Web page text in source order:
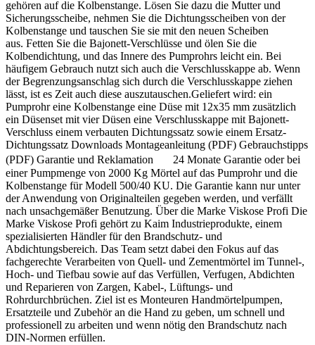
gehören auf die Kolbenstange. Lösen Sie dazu die Mutter und
Sicherungsscheibe, nehmen Sie die Dichtungsscheiben von der
Kolbenstange und tauschen Sie sie mit den neuen Scheiben
aus. Fetten Sie die Bajonett-Verschlüsse und ölen Sie die
Kolbendichtung, und das Innere des Pumprohrs leicht ein. Bei
häufigem Gebrauch nutzt sich auch die Verschlusskappe ab. Wenn
der Begrenzungsanschlag sich durch die Verschlusskappe ziehen
lässt, ist es Zeit auch diese auszutauschen.Geliefert wird: ein
Pumprohr eine Kolbenstange eine Düse mit 12x35 mm zusätzlich
ein Düsenset mit vier Düsen eine Verschlusskappe mit Bajonett-
Verschluss einem verbauten Dichtungssatz sowie einem Ersatz-
Dichtungssatz Downloads Montageanleitung (PDF) Gebrauchstipps
(PDF) Garantie und Reklamation 24 Monate Garantie oder bei
einer Pumpmenge von 2000 Kg Mörtel auf das Pumprohr und die
Kolbenstange für Modell 500/40 KU. Die Garantie kann nur unter
der Anwendung von Originalteilen gegeben werden, und verfällt
nach unsachgemäßer Benutzung. Über die Marke Viskose Profi Die
Marke Viskose Profi gehört zu Kaim Industrieprodukte, einem
spezialisierten Händler für den Brandschutz- und
Abdichtungsbereich. Das Team setzt dabei den Fokus auf das
fachgerechte Verarbeiten von Quell- und Zementmörtel im Tunnel-,
Hoch- und Tiefbau sowie auf das Verfüllen, Verfugen, Abdichten
und Reparieren von Zargen, Kabel-, Lüftungs- und
Rohrdurchbrüchen. Ziel ist es Monteuren Handmörtelpumpen,
Ersatzteile und Zubehör an die Hand zu geben, um schnell und
professionell zu arbeiten und wenn nötig den Brandschutz nach
DIN-Normen erfüllen.